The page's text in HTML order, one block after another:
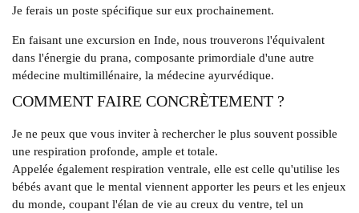
Je ferais un poste spécifique sur eux prochainement.
En faisant une excursion en Inde, nous trouverons l'équivalent
dans l'énergie du prana, composante primordiale d'une autre
médecine multimillénaire, la médecine ayurvédique.
COMMENT FAIRE CONCRÈTEMENT ?
Je ne peux que vous inviter à rechercher le plus souvent possible
une respiration profonde, ample et totale.
Appelée également respiration ventrale, elle est celle qu'utilise les
bébés avant que le mental viennent apporter les peurs et les enjeux
du monde, coupant l'élan de vie au creux du ventre, tel un